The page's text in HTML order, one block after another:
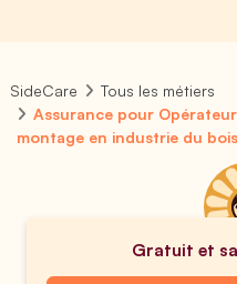
SideCare
Tous les métiers
Assurance pour
montage en industrie du bois
Gratuit et